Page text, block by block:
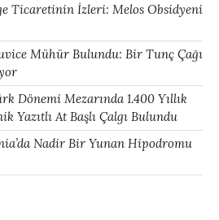
Ticaretinin İzleri: Melos Obsidyeni
Mühür Bulundu: Bir Tunç Çağı
Dönemi Mezarında 1.400 Yıllık
Yazıtlı At Başlı Çalgı Bulundu
Nadir Bir Yunan Hipodromu